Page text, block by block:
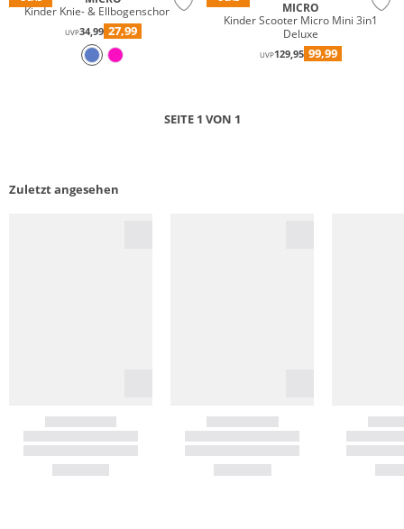
Kinder Knie- & Ellbogenschoner
UVP34,99 27,99
MICRO
Kinder Scooter Micro Mini 3in1
Deluxe
UVP129,95 99,99
SEITE 1 VON 1
Zuletzt angesehen